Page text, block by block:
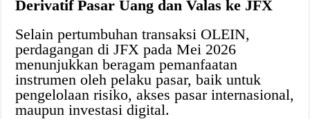
Derivatif Pasar Uang dan Valas ke JFX
Selain pertumbuhan transaksi OLEIN,
perdagangan di JFX pada Mei 2026
menunjukkan beragam pemanfaatan
instrumen oleh pelaku pasar, baik untuk
pengelolaan risiko, akses pasar internasional,
maupun investasi digital.